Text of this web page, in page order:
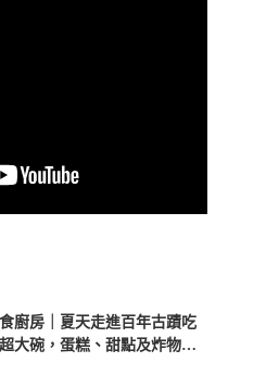
廚房｜夏天走進百年古蹟吃
大碗，蛋糕、甜點及炸物都